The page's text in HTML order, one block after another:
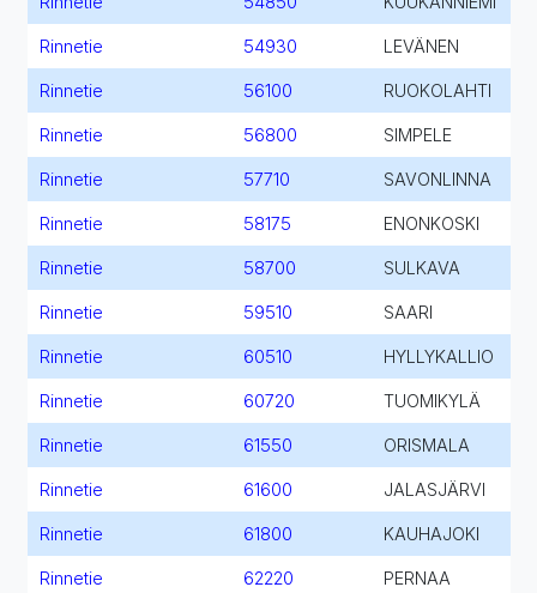
Rinnetie 54930 LEVÄNEN
Rinnetie 56100 RUOKOLAHTI
Rinnetie 56800 SIMPELE
Rinnetie 57710 SAVONLINNA
Rinnetie 58175 ENONKOSKI
Rinnetie 58700 SULKAVA
Rinnetie 59510 SAARI
Rinnetie 60510 HYLLYKALLIO
Rinnetie 60720 TUOMIKYLÄ
Rinnetie 61550 ORISMALA
Rinnetie 61600 JALASJÄRVI
Rinnetie 61800 KAUHAJOKI
Rinnetie 62220 PERNAA